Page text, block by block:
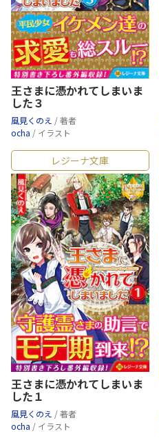
王さまに憑かれてしまいま
した３
風見くのえ / 著者
ocha / イラスト
レジーナ文庫
王さまに憑かれてしまいま
した１
風見くのえ / 著者
ocha / イラスト